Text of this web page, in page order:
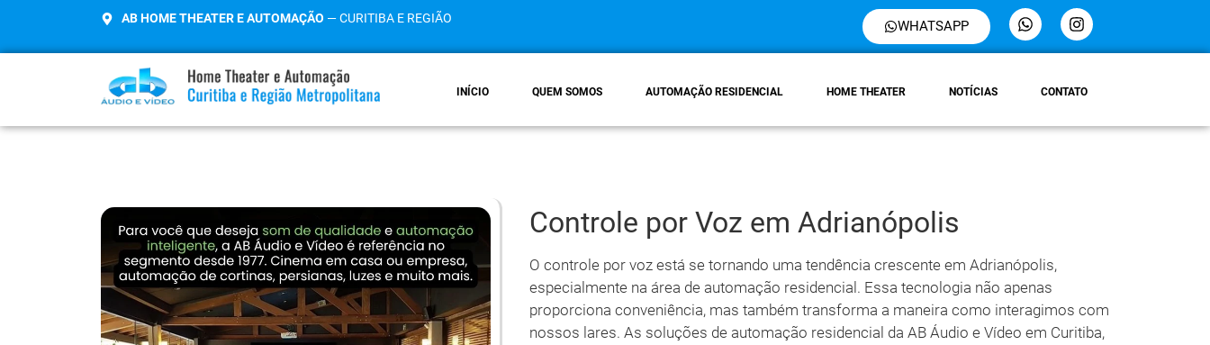
AB HOME THEATER E AUTOMAÇÃO — CURITIBA E REGIÃO WHATSAPP
INÍCIO QUEM SOMOS AUTOMAÇÃO RESIDENCIAL HOME THEATER NOTÍCIAS CONTATO
Controle por Voz em Adrianópolis
O controle por voz está se tornando uma tendência crescente em Adrianópolis,
especialmente na área de automação residencial. Essa tecnologia não apenas
proporciona conveniência, mas também transforma a maneira como interagimos com
nossos lares. As soluções de automação residencial da AB Áudio e Vídeo em Curitiba,